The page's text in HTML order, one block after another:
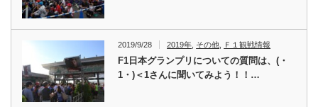
2019/9/28 2019年, その他, Ｆ１観戦情報
F1日本グランプリについての質問は、(・
1・)＜1さんに聞いてみよう！！…